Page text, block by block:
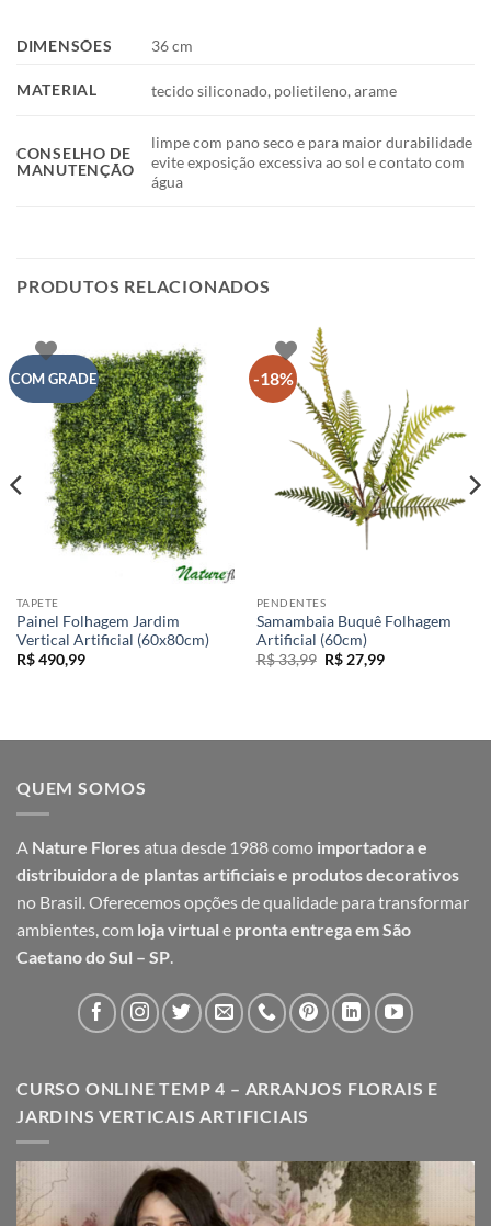
DIMENSÕES 36 cm
MATERIAL tecido siliconado, polietileno, arame
CONSELHO DE
MANUTENÇÃO
limpe com pano seco e para maior durabilidade
evite exposição excessiva ao sol e contato com
água
PRODUTOS RELACIONADOS
COM GRADE
TAPETE
Painel Folhagem Jardim
Vertical Artificial (60x80cm)
R$490,99
-18%
PENDENTES
Samambaia Buquê Folhagem
Artificial (60cm)
R$33,99 O
R$27,99O
QUEM SOMOS
A Nature Floresatua desde 1988 como importadora e
distribuidora de plantas artificiais e produtos decorativos
no Brasil. Oferecemos opções de qualidade para transformar
ambientes, com loja virtual e pronta entrega em São
Caetano do Sul – SP.
CURSO ONLINE TEMP 4 – ARRANJOS FLORAIS E
JARDINS VERTICAIS ARTIFICIAIS